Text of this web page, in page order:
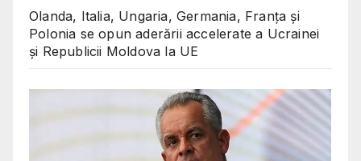
Olanda, Italia, Ungaria, Germania, Franța și
Polonia se opun aderării accelerate a Ucrainei
și Republicii Moldova la UE